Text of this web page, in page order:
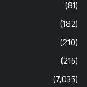
(81)
(182)
(210)
(216)
(7,035)